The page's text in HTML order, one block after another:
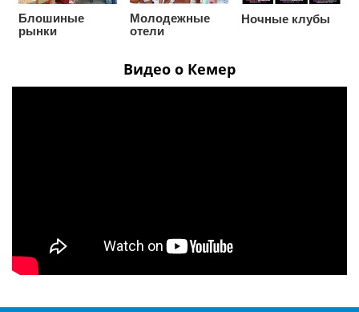
Блошиные
рынки
Молодежные
отели
Ночные клубы
Видео о Кемер